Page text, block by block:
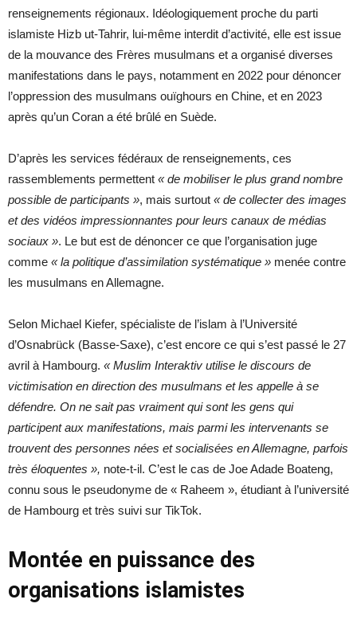
renseignements régionaux. Idéologiquement proche du parti
islamiste Hizb ut-Tahrir, lui-même interdit d’activité, elle est issue
de la mouvance des Frères musulmans et a organisé diverses
manifestations dans le pays, notamment en 2022 pour dénoncer
l’oppression des musulmans ouïghours en Chine, et en 2023
après qu’un Coran a été brûlé en Suède.
D’après les services fédéraux de renseignements, ces
rassemblements permettent « de mobiliser le plus grand nombre
possible de participants », mais surtout « de collecter des images
et des vidéos impressionnantes pour leurs canaux de médias
sociaux ». Le but est de dénoncer ce que l’organisation juge
comme « la politique d’assimilation systématique » menée contre
les musulmans en Allemagne.
Selon Michael Kiefer, spécialiste de l’islam à l’Université
d’Osnabrück (Basse-Saxe), c’est encore ce qui s’est passé le 27
avril à Hambourg. « Muslim Interaktiv utilise le discours de
victimisation en direction des musulmans et les appelle à se
défendre. On ne sait pas vraiment qui sont les gens qui
participent aux manifestations, mais parmi les intervenants se
trouvent des personnes nées et socialisées en Allemagne, parfois
très éloquentes », note-t-il. C’est le cas de Joe Adade Boateng,
connu sous le pseudonyme de « Raheem », étudiant à l’université
de Hambourg et très suivi sur TikTok.
Montée en puissance des
organisations islamistes